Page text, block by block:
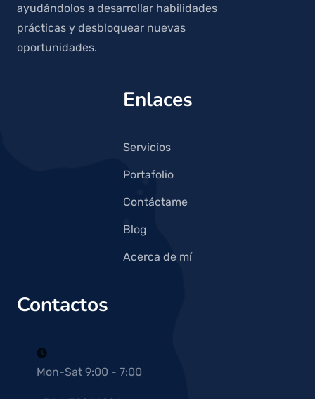
ayudándolos a desarrollar habilidades
prácticas y desbloquear nuevas
oportunidades.
Enlaces
Servicios
Portafolio
Contáctame
Blog
Acerca de mí
Contactos
Mon-Sat 9:00 - 7:00